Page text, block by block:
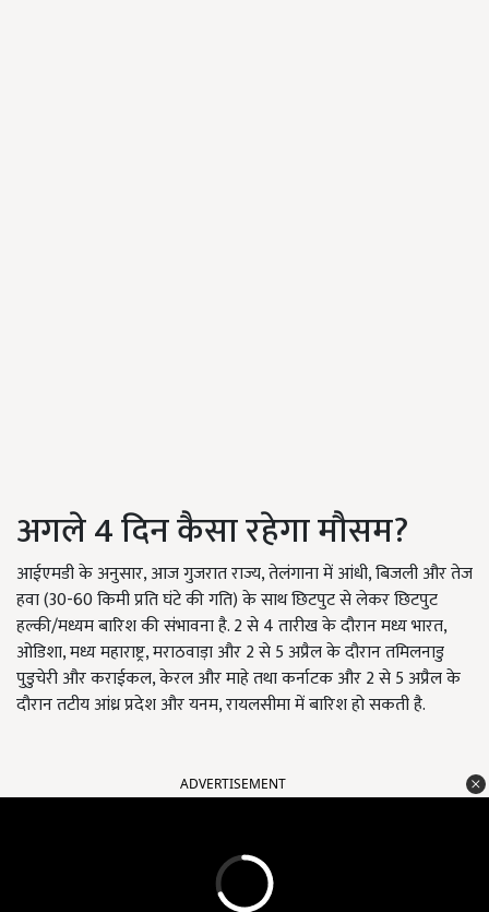
अगले 4 दिन कैसा रहेगा मौसम?
आईएमडी के अनुसार, आज गुजरात राज्य, तेलंगाना में आंधी, बिजली और तेज
हवा (30-60 किमी प्रति घंटे की गति) के साथ छिटपुट से लेकर छिटपुट
हल्की/मध्यम बारिश की संभावना है. 2 से 4 तारीख के दौरान मध्य भारत,
ओडिशा, मध्य महाराष्ट्र, मराठवाड़ा और 2 से 5 अप्रैल के दौरान तमिलनाडु
पुडुचेरी और कराईकल, केरल और माहे तथा कर्नाटक और 2 से 5 अप्रैल के
दौरान तटीय आंध्र प्रदेश और यनम, रायलसीमा में बारिश हो सकती है.
ADVERTISEMENT